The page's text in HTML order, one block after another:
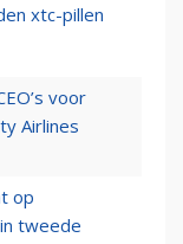
xtc-pillen
voor
Airlines
op
tweede